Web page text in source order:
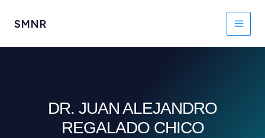
contenido
SMNR
Main
Menu
DR. JUAN ALEJANDRO
REGALADO CHICO